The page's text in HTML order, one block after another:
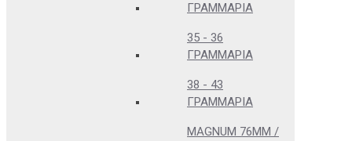
ΓΡΑΜΜΆΡΙΑ
35 - 36
ΓΡΑΜΜΆΡΙΑ
38 - 43
ΓΡΑΜΜΆΡΙΑ
MAGNUM 76MM /